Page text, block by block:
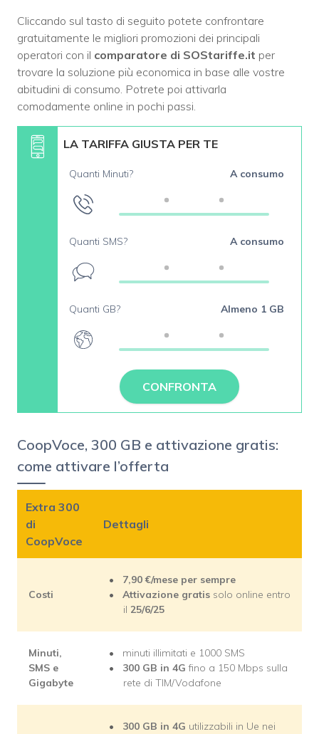
Cliccando sul tasto di seguito potete confrontare
gratuitamente le migliori promozioni dei principali
operatori con il comparatore di SOStariffe.it per
trovare la soluzione più economica in base alle vostre
abitudini di consumo. Potrete poi attivarla
comodamente online in pochi passi.
LA TARIFFA GIUSTA PER TE
Quanti Minuti? A consumo
Quanti SMS? A consumo
Quanti GB? Almeno 1 GB
CONFRONTA
CoopVoce, 300 GB e attivazione gratis:
come attivare l’offerta
Extra 300
di
CoopVoce
Dettagli
Costi
7,90 €/mese per sempre
Attivazione gratis solo online entro
il 25/6/25
Minuti,
SMS e
Gigabyte
minuti illimitati e 1000 SMS
300 GB in 4G fino a 150 Mbps sulla
rete di TIM/Vodafone
300 GB in 4G utilizzabili in Ue nei